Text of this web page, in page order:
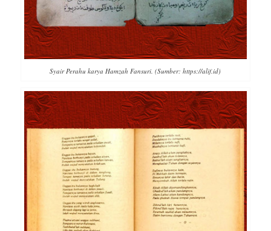
Syair Perahu karya Hamzah Fansuri. (Sumber: https://alif.id)